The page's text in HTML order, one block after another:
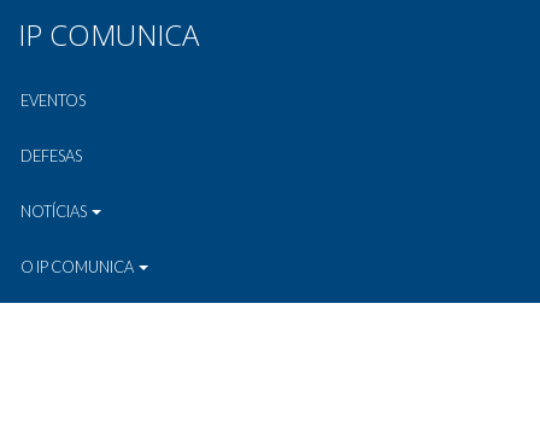
IP COMUNICA
EVENTOS
DEFESAS
NOTÍCIAS
O IP COMUNICA